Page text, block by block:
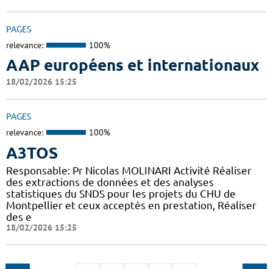
PAGES
relevance: 100%
AAP européens et internationaux
18/02/2026 15:25
PAGES
relevance: 100%
A3TOS
Responsable: Pr Nicolas MOLINARI Activité Réaliser
des extractions de données et des analyses
statistiques du SNDS pour les projets du CHU de
Montpellier et ceux acceptés en prestation, Réaliser
des e
18/02/2026 15:25